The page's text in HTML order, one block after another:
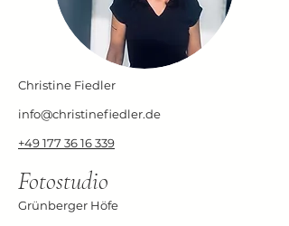
Christine Fiedler
info@christinefiedler.de
+49 177 36 16 339
Fotostudio
Grünberger Höfe